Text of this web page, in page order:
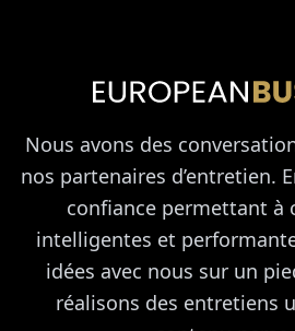
Nous avons des
nos partenaires d’entretien.
confiance permettant à
intelligentes et
idées avec nous sur un
réalisons des entretiens